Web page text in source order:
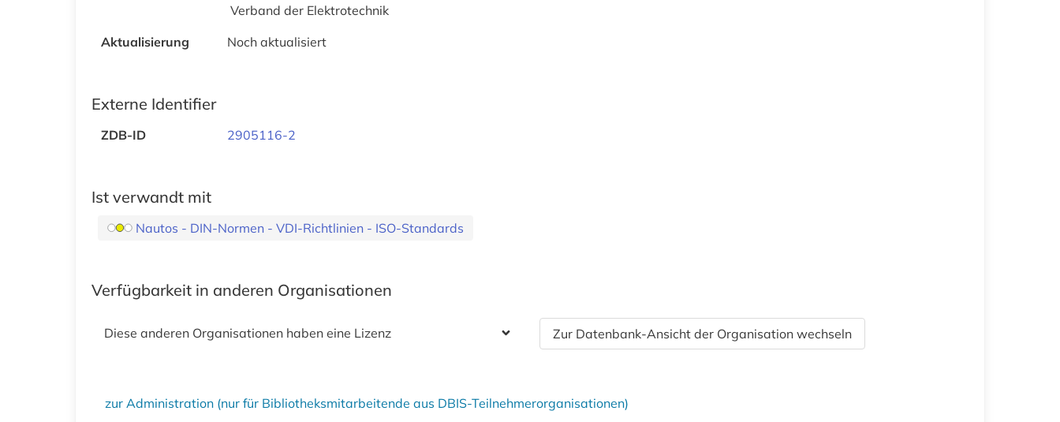
Verband der Elektrotechnik
Aktualisierung
Noch aktualisiert
Externe Identifier
ZDB-ID 2905116-2
Ist verwandt mit
Nautos - DIN-Normen - VDI-Richtlinien - ISO-Standards
Verfügbarkeit in anderen Organisationen
Diese anderen Organisationen haben eine Lizenz Zur Datenbank-Ansicht der Organisation wechseln
zur Administration (nur für Bibliotheksmitarbeitende aus DBIS-Teilnehmerorganisationen)